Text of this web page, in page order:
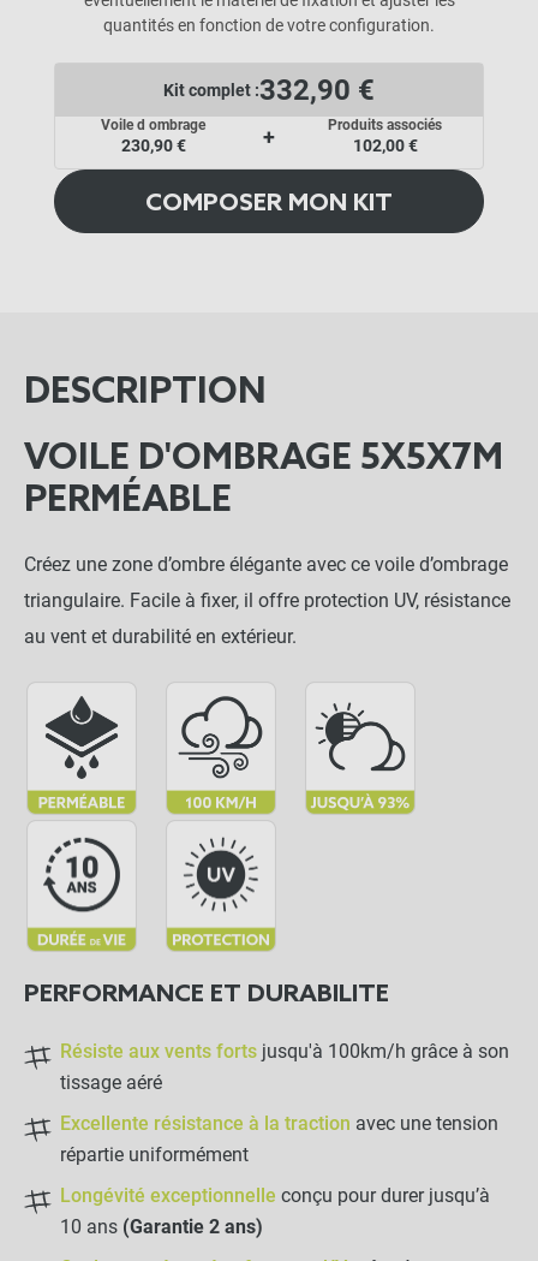
quantités en fonction de votre configuration.
Kit complet :332,90 €
Voile d ombrage
230,90 € +
Produits associés
102,00 €
COMPOSER MON KIT
DESCRIPTION
VOILE D'OMBRAGE 5X5X7M
PERMÉABLE
Créez une zone d’ombre élégante avec ce voile d’ombrage
triangulaire. Facile à fixer, il offre protection UV, résistance
au vent et durabilité en extérieur.
PERFORMANCE ET DURABILITE
Résiste aux vents forts jusqu'à 100km/h grâce à son
tissage aéré
Excellente résistance à la traction avec une tension
répartie uniformément
Longévité exceptionnelle conçu pour durer jusqu’à
10 ans (Garantie 2 ans)